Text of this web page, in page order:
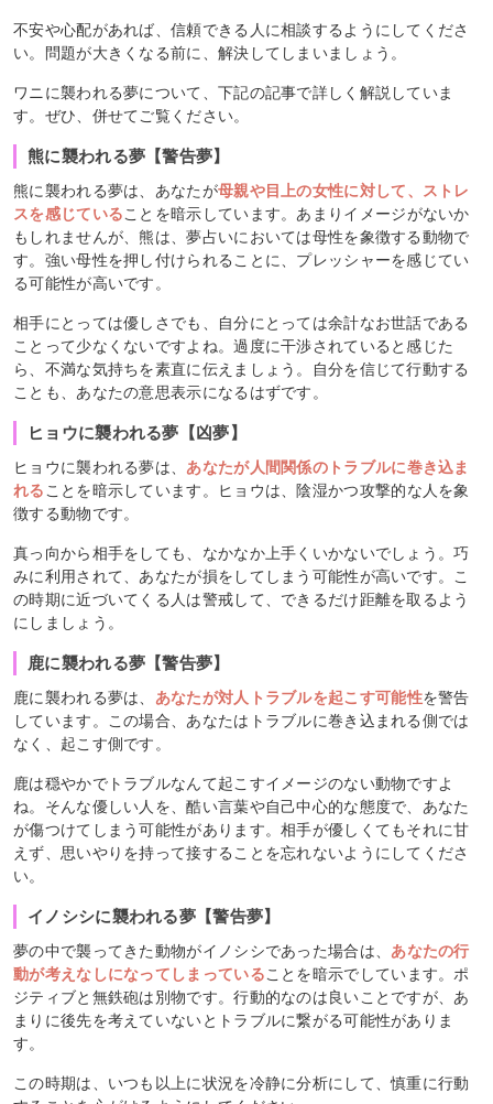
不安や心配があれば、信頼できる人に相談するようにしてくださ
い。問題が大きくなる前に、解決してしまいましょう。
ワニに襲われる夢について、下記の記事で詳しく解説していま
す。ぜひ、併せてご覧ください。
熊に襲われる夢【警告夢】
熊に襲われる夢は、あなたが母親や目上の女性に対して、ストレ
スを感じていることを暗示しています。あまりイメージがないか
もしれませんが、熊は、夢占いにおいては母性を象徴する動物で
す。強い母性を押し付けられることに、プレッシャーを感じてい
る可能性が高いです。
相手にとっては優しさでも、自分にとっては余計なお世話である
ことって少なくないですよね。過度に干渉されていると感じた
ら、不満な気持ちを素直に伝えましょう。自分を信じて行動する
ことも、あなたの意思表示になるはずです。
ヒョウに襲われる夢【凶夢】
ヒョウに襲われる夢は、 あなたが人間関係のトラブルに巻き込ま
れる ことを暗示しています。ヒョウは、陰湿かつ攻撃的な人を象
徴する動物です。
真っ向から相手をしても、なかなか上手くいかないでしょう。巧
みに利用されて、あなたが損をしてしまう可能性が高いです。こ
の時期に近づいてくる人は警戒して、できるだけ距離を取るよう
にしましょう。
鹿に襲われる夢【警告夢】
鹿に襲われる夢は、 あなたが対人トラブルを起こす可能性を警告
しています。この場合、あなたはトラブルに巻き込まれる側では
なく、起こす側です。
鹿は穏やかでトラブルなんて起こすイメージのない動物ですよ
ね。そんな優しい人を、酷い言葉や自己中心的な態度で、あなた
が傷つけてしまう可能性があります。相手が優しくてもそれに甘
えず、思いやりを持って接することを忘れないようにしてくださ
い。
イノシシに襲われる夢【警告夢】
夢の中で襲ってきた動物がイノシシであった場合は、 あなたの行
動が考えなしになってしまっていることを暗示でしています。ポ
ジティブと無鉄砲は別物です。行動的なのは良いことですが、あ
まりに後先を考えていないとトラブルに繋がる可能性がありま
す。
この時期は、いつも以上に状況を冷静に分析にして、慎重に行動